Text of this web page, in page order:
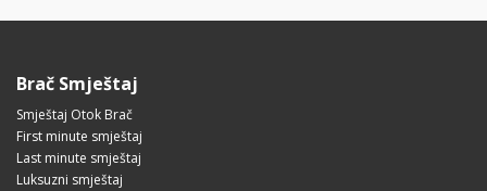
Brač Smještaj
Smještaj Otok Brač
First minute smještaj
Last minute smještaj
Luksuzni smještaj